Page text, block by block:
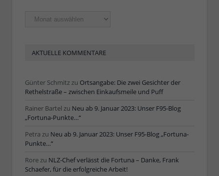
Ältere
Artikel
AKTUELLE KOMMENTARE
Günter Schmitzzu Ortsangabe: Die zwei Gesichter der
Rethelstraße – zwischen Einkaufsmeile und Puff
Rainer Bartel zu Neu ab 9. Januar 2023: Unser F95-Blog
„Fortuna-Punkte…“
Petra zu Neu ab 9. Januar 2023: Unser F95-Blog „Fortuna-
Punkte…“
Rorezu NLZ-Chef verlässt die Fortuna – Danke, Frank
Schaefer, für die erfolgreiche Arbeit!